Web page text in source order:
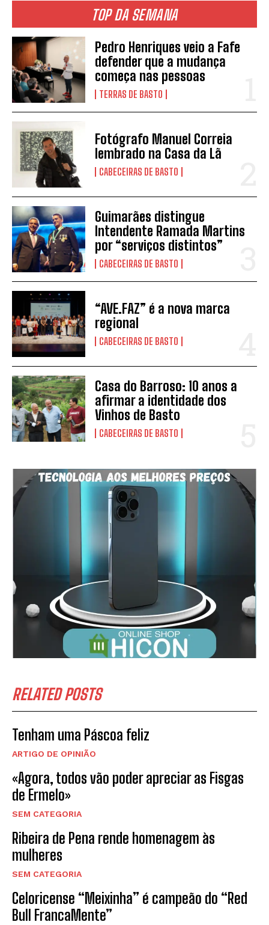
TOP DA SEMANA
Pedro Henriques veio a Fafe
defender que a mudança
começa nas pessoas
TERRAS DE BASTO
Fotógrafo Manuel Correia
lembrado na Casa da Lã
CABECEIRAS DE BASTO
Guimarães distingue
Intendente Ramada Martins
por “serviços distintos”
CABECEIRAS DE BASTO
“AVE.FAZ” é a nova marca
regional
CABECEIRAS DE BASTO
Casa do Barroso: 10 anos a
afirmar a identidade dos
Vinhos de Basto
CABECEIRAS DE BASTO
RELATED POSTS
Tenham uma Páscoa feliz
ARTIGO DE OPINIÃO
«Agora, todos vão poder apreciar as Fisgas
de Ermelo»
SEM CATEGORIA
Ribeira de Pena rende homenagem às
mulheres
SEM CATEGORIA
Celoricense “Meixinha” é campeão do “Red
Bull FrancaMente”